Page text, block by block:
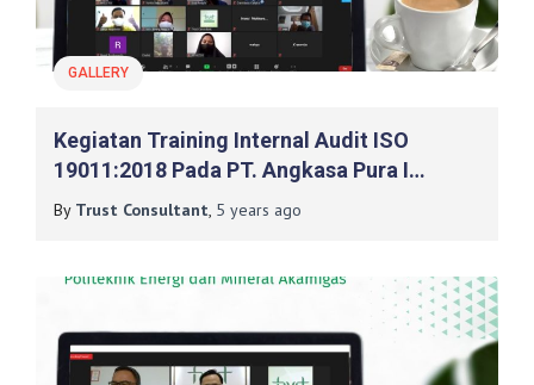
GALLERY
Kegiatan Training Internal Audit ISO
19011:2018 Pada PT. Angkasa Pura I
Yogyakarta International Airport (YIA)
By Trust Consultant, 5 years ago